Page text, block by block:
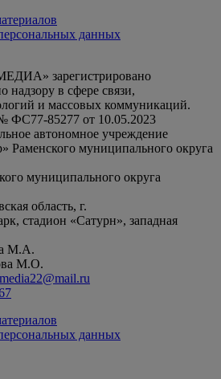
данных
зарегистрировано
надзору в сфере связи,
и массовых коммуникаций.
ФС77-85277 от 10.05.2023
автономное учреждение
Раменского муниципального округа
муниципального округа
область, г.
стадион «Сатурн», западная
М.А.
М.О.
данных